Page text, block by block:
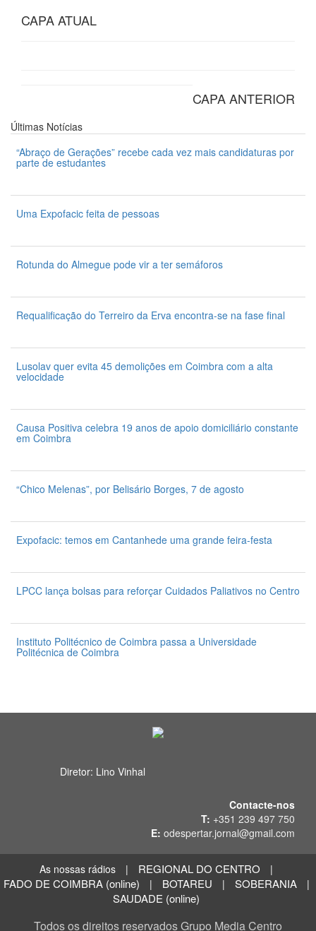
CAPA ATUAL
CAPA ANTERIOR
Últimas Notícias
“Abraço de Gerações” recebe cada vez mais candidaturas por
parte de estudantes
Uma Expofacic feita de pessoas
Rotunda do Almegue pode vir a ter semáforos
Requalificação do Terreiro da Erva encontra-se na fase final
Lusolav quer evita 45 demolições em Coimbra com a alta
velocidade
Causa Positiva celebra 19 anos de apoio domiciliário constante
em Coimbra
“Chico Melenas”, por Belisário Borges, 7 de agosto
Expofacic: temos em Cantanhede uma grande feira-festa
LPCC lança bolsas para reforçar Cuidados Paliativos no Centro
Instituto Politécnico de Coimbra passa a Universidade
Politécnica de Coimbra
Diretor: Lino Vinhal
Contacte-nos
T: +351 239 497 750
E: odespertar.jornal@gmail.com
As nossas rádios | REGIONAL DO CENTRO |
FADO DE COIMBRA (online) | BOTAREU | SOBERANIA |
SAUDADE (online)
Todos os direitos reservados Grupo Media Centro